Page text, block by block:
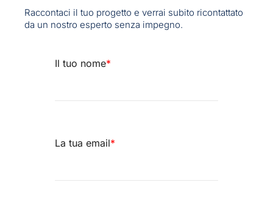
Raccontaci il tuo progetto e verrai subito ricontattato
da un nostro esperto senza impegno.
Il tuo nome*
La tua email*